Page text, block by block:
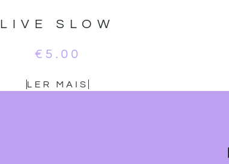
LIVE SLOW
€ 5.00
LER MAIS